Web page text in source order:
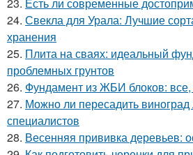
23. Есть ли современные
24. Свекла для Урала: Лучшие
хранения
25. Плита на сваях: идеальный
проблемных грунтов
26. Фундамент из ЖБИ блоков: все,
27. Можно ли пересадить виноград
специалистов
28. Весенняя прививка деревьев: